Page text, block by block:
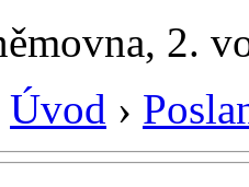
2.
Úvod ›